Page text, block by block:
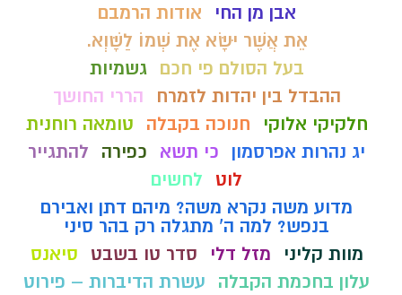
אבן מן החי
אודות הרמבם
אֵת אֲשֶׁר יִשָּׂא אֶת שְׁמוֹ לַשָּׁוְא.
בעל הסולם פי חכם
גשמיות
ההבדל בין יהדות לזמרח
הררי החושך
חלקיקי אלוקי
חנוכה בקבלה
טומאה רוחנית
יג נהרות אפרסמון
כי תשא כפירה
להתגייר
לוט
לחשים
מדוע משה נקרא משה? מיהם דתן ואבירם
בנפש? למה ה' מתגלה רק בהר סיני
מוות קליני
מזל דלי סדר טו בשבט
סיאנס
עלון בחכמת הקבלה
עשרת הדיברות – פירוט